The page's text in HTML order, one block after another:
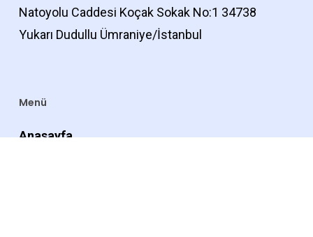
Natoyolu Caddesi Koçak Sokak No:1 34738
Yukarı Dudullu Ümraniye/İstanbul
Menü
Anasayfa